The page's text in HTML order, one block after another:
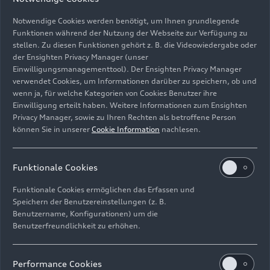
Standaufnahme,
Farbe: Tangorot
Bild-Nr: A188470 · Copyright: AUDI AG
Rechte: Verwendung für Pressezwecke honorarfrei
ImpressumRechtliches Hinweisgebersystem
Notwendige Cookies werden benötigt, um Ihnen grundlegende
Funktionen während der Nutzung der Webseite zur Verfügung zu
stellen. Zu diesen Funktionen gehört z. B. die Videowiedergabe oder
der Ensighten Privacy Manager (unser
Einwilligungsmanagementtool). Der Ensighten Privacy Manager
verwendet Cookies, um Informationen darüber zu speichern, ob und
wenn ja, für welche Kategorien von Cookies Benutzer ihre
Einwilligung erteilt haben. Weitere Informationen zum Ensighten
Privacy Manager, sowie zu Ihren Rechten als betroffene Person
können Sie in unserer Cookie Information nachlesen.
Funktionale Cookies
Funktionale Cookies ermöglichen das Erfassen und
Speichern der Benutzereinstellungen (z. B.
Benutzername, Konfigurationen) um die
Benutzerfreundlichkeit zu erhöhen.
Performance Cookies